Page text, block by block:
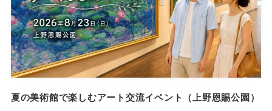
夏の美術館で楽しむアート交流イベント（上野恩賜公園）